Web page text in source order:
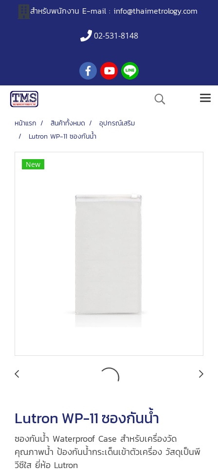
สำหรับพนักงาน E-mail : info@thaimetrology.com
02-531-8148
หน้าแรก สินค้าทั้งหมด
อุปกรณ์เสริม
Lutron WP-11 ซองกันน้ำ
New
Lutron WP-11 ซองกันน้ำ
ซองกันน้ำ Waterproof Case สำหรับเครื่องวัด
คุณภาพน้ำ ป้องกันน้ำกระเด็นเข้าตัวเครื่อง วัสดุเป็นพี
วีซีใส ยี่ห้อ Lutron